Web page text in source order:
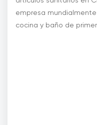
empresa
cocina y baño de